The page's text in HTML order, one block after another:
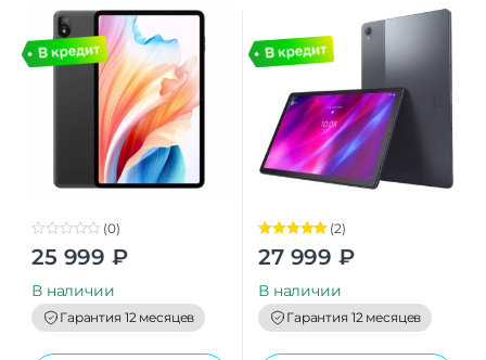
0
o
t
o
f
5
(0)
25 999 ₽
В наличии
Гарантия 12 месяцев
Оценка 5.00
из 5
(2)
27 999 ₽
В наличии
Гарантия 12 месяцев